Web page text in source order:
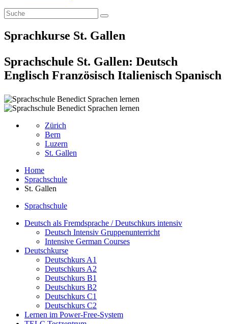
Sprachkurse St. Gallen
Sprachschule St. Gallen: Deutsch
Englisch Französisch Italienisch Spanisch
Zürich
Bern
Luzern
St. Gallen
Home
Sprachschule
St. Gallen
Sprachschule
Deutsch als Fremdsprache / Deutschkurs intensiv
Deutsch Intensiv Gruppenunterricht
Intensive German Courses
Deutschkurse
Deutschkurs A1
Deutschkurs A2
Deutschkurs B1
Deutschkurs B2
Deutschkurs C1
Deutschkurs C2
Lernen im Power-Free-System